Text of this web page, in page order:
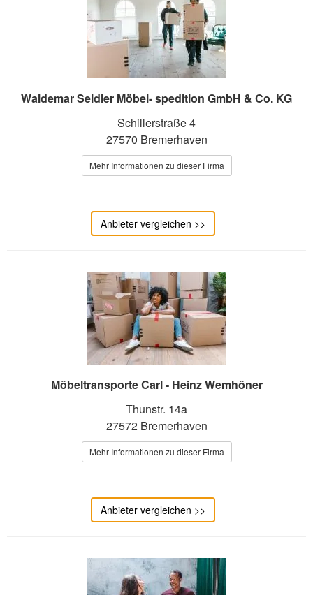
Waldemar Seidler Möbel- spedition GmbH & Co. KG
Schillerstraße 4
27570 Bremerhaven
Mehr Informationen zu dieser Firma
Anbieter vergleichen >>
Möbeltransporte Carl - Heinz Wemhöner
Thunstr. 14a
27572 Bremerhaven
Mehr Informationen zu dieser Firma
Anbieter vergleichen >>